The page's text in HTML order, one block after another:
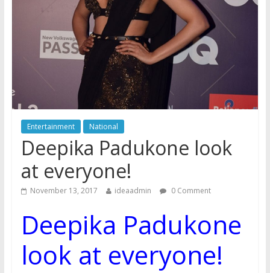
Entertainment National
Deepika Padukone look
at everyone!
November 13, 2017 ideaadmin 0 Comment
Deepika Padukone
look at everyone!